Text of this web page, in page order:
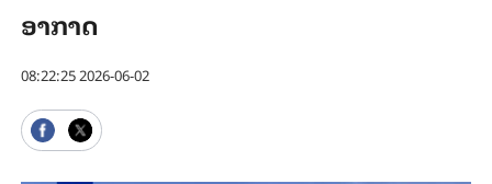
ອາ​ກາດ
08:22:25 2026-06-02